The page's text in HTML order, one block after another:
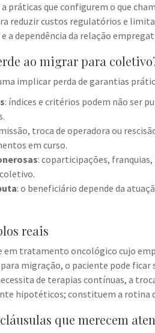
práticas que configurem o que
reduzir custos regulatórios e
a dependência da relação
ao migrar para
implicar perda de garantias
: índices e critérios podem não ser
troca de operadora ou
em curso.
: coparticipações,
: o beneficiário depende da
reais
em tratamento oncológico cujo
migração, o paciente pode
de terapias contínuas, a
hipotéticos; constituem a rotina
que merecem